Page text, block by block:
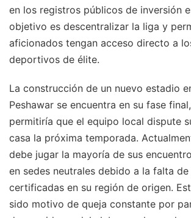
en los registros públicos de inversión
objetivo es descentralizar la liga y
aficionados tengan acceso directo a
deportivos de élite.
La construcción de un nuevo estadio
Peshawar se encuentra en su fase
permitiría que el equipo local dispute
casa la próxima temporada.
debe jugar la mayoría de sus
en sedes neutrales debido a la falta
certificadas en su región de origen.
sido motivo de queja constante por